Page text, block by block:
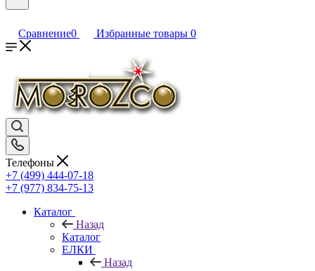
Сравнение0 Избранные товары 0
Телефоны
+7 (499) 444-07-18
+7 (977) 834-75-13
Каталог
Назад
Каталог
ЕЛКИ
Назад